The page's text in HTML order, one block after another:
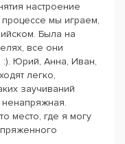
настроение
мы играем,
Была на
все они
:). Юрий, Анна, Иван,
легко,
заучиваний
место, где я могу